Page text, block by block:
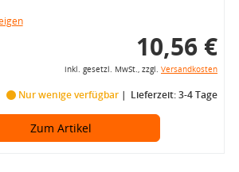
10,56 €
inkl. gesetzl. MwSt., zzgl. Versandkosten
Nur wenige verfügbar Lieferzeit: 3-4 Tage
Zum Artikel